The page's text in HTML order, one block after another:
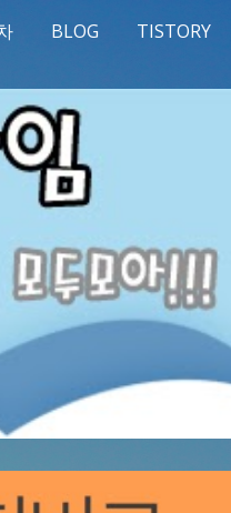
Skip to navigation
BLOG TISTORY